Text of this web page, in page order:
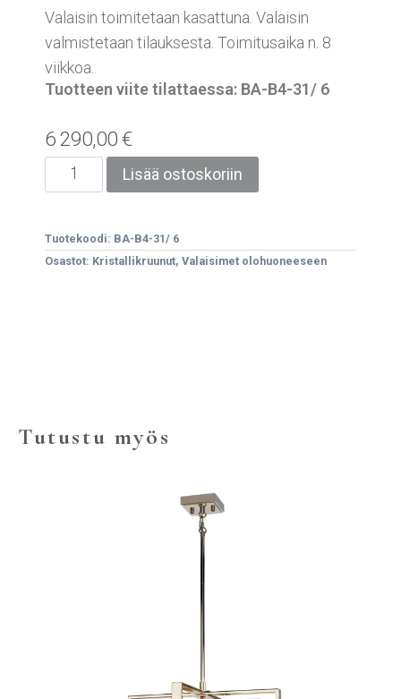
Valaisin toimitetaan kasattuna. Valaisin
valmistetaan tilauksesta. Toimitusaika n. 8
viikkoa.
Tuotteen viite tilattaessa: BA-B4-31/ 6
6 290,00€
Lisää ostoskoriin
Tuotekoodi: BA-B4-31/ 6
Osastot: Kristallikruunut, Valaisimet olohuoneeseen
Tutustu myös